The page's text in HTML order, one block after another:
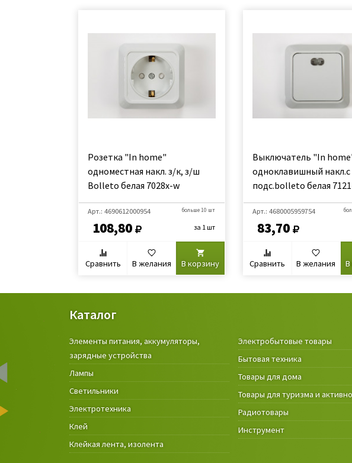
Розетка "In home"
одноместная накл. з/к, з/ш
Bolleto белая 7028x-w
Арт.: 4690612000954
108,80
больше 10 шт
за 1 шт
Сравнить В желания В корзину
Выключатель "In
одноклавишный накл.с
подс.bolleto белая
Арт.: 4680005959754
83,70
Сравнить В желания В
Каталог
Элементы питания, аккумуляторы,
зарядные устройства
Лампы
Светильники
Электротехника
Клей
Клейкая лента, изолента
Электробытовые товары
Бытовая техника
Товары для дома
Товары для туризма и
Радиотовары
Инструмент